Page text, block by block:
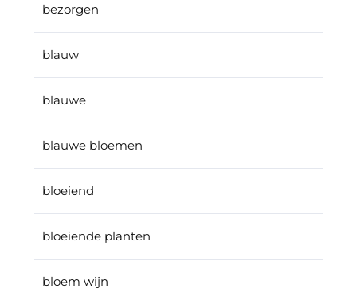
bezorgen
blauw
blauwe
blauwe bloemen
bloeiend
bloeiende planten
bloem wijn